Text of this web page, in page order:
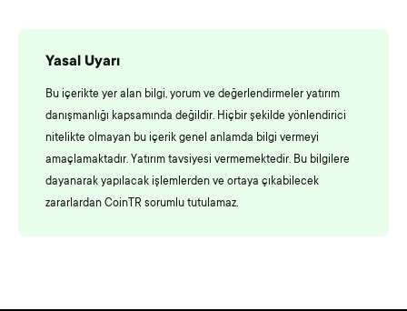
Yasal Uyarı
Bu içerikte yer alan bilgi, yorum ve değerlendirmeler yatırım
danışmanlığı kapsamında değildir. Hiçbir şekilde yönlendirici
nitelikte olmayan bu içerik genel anlamda bilgi vermeyi
amaçlamaktadır. Yatırım tavsiyesi vermemektedir. Bu bilgilere
dayanarak yapılacak işlemlerden ve ortaya çıkabilecek
zararlardan CoinTR sorumlu tutulamaz.